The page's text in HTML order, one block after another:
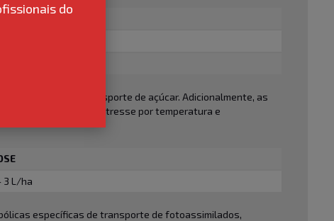
específicas de transporte de açúcar. Adicionalmente, as
e redução de estresse por temperatura e
3 L/ha
específicas de transporte de fotoassimilados,
do